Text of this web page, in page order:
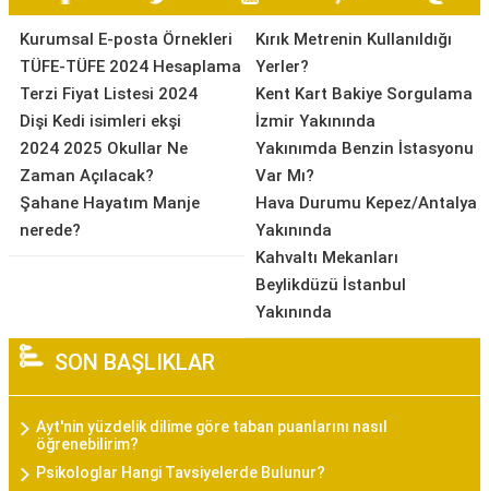
Kurumsal E-posta Örnekleri
TÜFE-TÜFE 2024 Hesaplama
Terzi Fiyat Listesi 2024
Dişi Kedi isimleri ekşi
2024 2025 Okullar Ne
Zaman Açılacak?
Şahane Hayatım Manje
nerede?
Kırık Metrenin Kullanıldığı
Yerler?
Kent Kart Bakiye Sorgulama
İzmir Yakınında
Yakınımda Benzin İstasyonu
Var Mı?
Hava Durumu Kepez/Antalya
Yakınında
Kahvaltı Mekanları
Beylikdüzü İstanbul
Yakınında
SON BAŞLIKLAR
Ayt'nin yüzdelik dilime göre taban puanlarını nasıl
öğrenebilirim?
Psikologlar Hangi Tavsiyelerde Bulunur?